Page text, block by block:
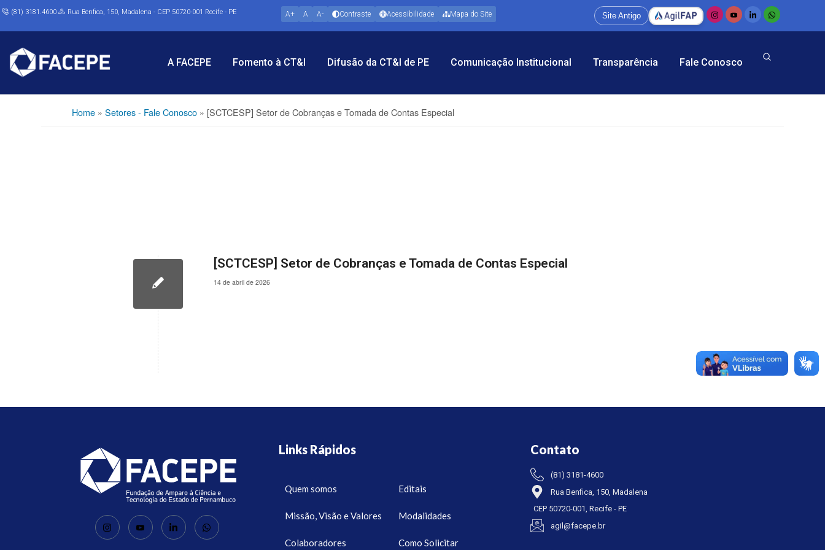
Home »Setores - Fale Conosco » [SCTCESP] Setor de Cobranças e Tomada de Contas Especial
(81) 3181.4600 Rua Benfica, 150, Madalena - CEP 50720-001 Recife - PE A+ A A- Contraste Acessibilidade Mapa do Site Site Antigo
A FACEPE Fomento à CT&I Difusão da CT&I de PE Comunicação Institucional Transparência Fale Conosco
[SCTCESP] Setor de Cobranças e Tomada de Contas Especial
14 de abril de 2026
Links Rápidos
Quem somos
Missão, Visão e Valores
Colaboradores
Editais
Modalidades
Como Solicitar
Contato
(81) 3181-4600
Rua Benfica, 150, Madalena
CEP 50720-001, Recife - PE
agil@facepe.br